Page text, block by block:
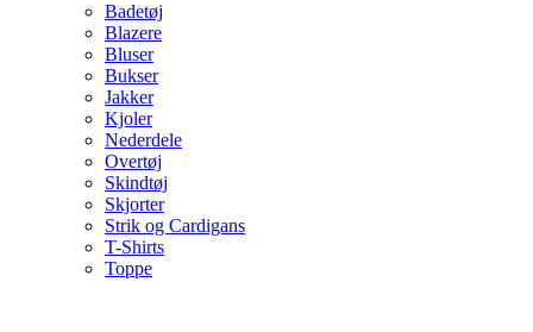
Badetøj
Blazere
Bluser
Bukser
Jakker
Kjoler
Nederdele
Overtøj
Skindtøj
Skjorter
Strik og Cardigans
T-Shirts
Toppe